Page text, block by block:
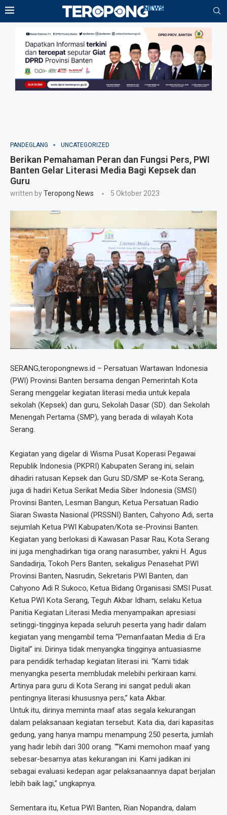
PANDEGLANG UNCATEGORIZED
Berikan Pemahaman Peran dan Fungsi Pers, PWI
Banten Gelar Literasi Media Bagi Kepsek dan
Guru
written byTeropong News 5 Oktober 2023
SERANG,teropongnews.id – Persatuan Wartawan Indonesia
(PWI) Provinsi Banten bersama dengan Pemerintah Kota
Serang menggelar kegiatan literasi media untuk kepala
sekolah (Kepsek) dan guru, Sekolah Dasar (SD). dan Sekolah
Menengah Pertama (SMP), yang berada di wilayah Kota
Serang.
Kegiatan yang digelar di Wisma Pusat Koperasi Pegawai
Republik Indonesia (PKPRI) Kabupaten Serang ini, selain
dihadiri ratusan Kepsek dan Guru SD/SMP se-Kota Serang,
juga di hadiri Ketua Serikat Media Siber Indonesia (SMSI)
Provinsi Banten, Lesman Bangun, Ketua Persatuan Radio
Siaran Swasta Nasional (PRSSNI) Banten, Cahyono Adi, serta
sejumlah Ketua PWI Kabupaten/Kota se-Provinsi Banten.
Kegiatan yang berlokasi di Kawasan Pasar Rau, Kota Serang
ini juga menghadirkan tiga orang narasumber, yakni H. Agus
Sandadirja, Tokoh Pers Banten, sekaligus Penasehat PWI
Provinsi Banten, Nasrudin, Sekretaris PWI Banten, dan
Cahyono Adi R Sukoco, Ketua Bidang Organisasi SMSI Pusat.
Ketua PWI Kota Serang, Teguh Akbar Idham, selaku Ketua
Panitia Kegiatan Literasi Media menyampaikan apresiasi
setinggi-tingginya kepada seluruh peserta yang hadir dalam
kegiatan yang mengambil tema “Pemanfaatan Media di Era
Digital” ini. Dirinya tidak menyangka tingginya antuasiasme
para pendidik terhadap kegiatan literasi ini. “Kami tidak
menyangka peserta membludak melebihi perkiraan kami.
Artinya para guru di Kota Serang ini sangat peduli akan
pentingnya literasi khususnya pers,” kata Akbar.
Untuk itu, dirinya meminta maaf atas segala kekurangan
dalam pelaksanaan kegiatan tersebut. Kata dia, dari kapasitas
gedung, yang hanya mampu menampung 250 peserta, jumlah
yang hadir lebih dari 300 orang. “”Kami memohon maaf yang
sebesar-besarnya atas kekurangan ini. Kami jadikan ini
sebagai evaluasi kedepan agar pelaksanaannya dapat berjalan
lebih baik lagi,” ungkapnya.
Sementara itu, Ketua PWI Banten, Rian Nopandra, dalam